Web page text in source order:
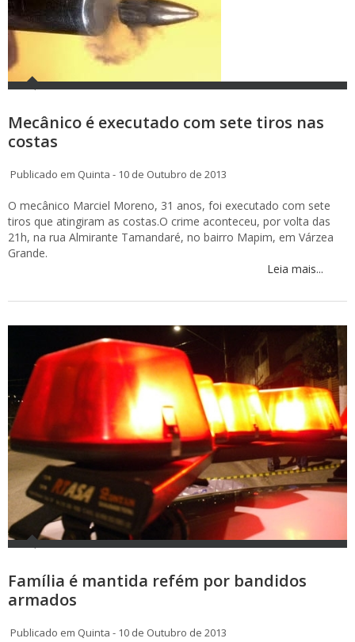
Mecânico é executado com sete tiros nas
costas
Publicado em Quinta - 10 de Outubro de 2013
O mecânico Marciel Moreno, 31 anos, foi executado com sete
tiros que atingiram as costas.O crime aconteceu, por volta das
21h, na rua Almirante Tamandaré, no bairro Mapim, em Várzea
Grande.
Leia mais...
Família é mantida refém por bandidos
armados
Publicado em Quinta - 10 de Outubro de 2013